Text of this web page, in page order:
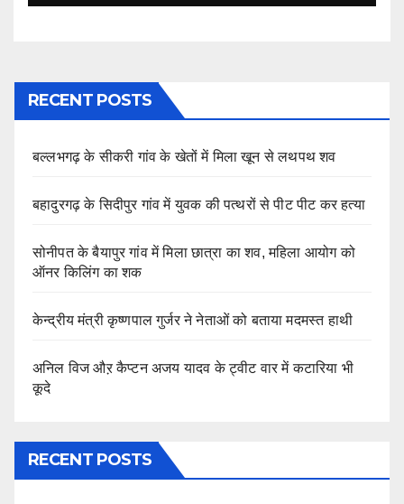
RECENT POSTS
बल्लभगढ़ के सीकरी गांव के खेतों में मिला खून से लथपथ शव
बहादुरगढ़ के सिदीपुर गांव में युवक की पत्थरों से पीट पीट कर हत्या
सोनीपत के बैयापुर गांव में मिला छात्रा का शव, महिला आयोग को
ऑनर किलिंग का शक
केन्द्रीय मंत्री कृष्णपाल गुर्जर ने नेताओं को बताया मदमस्त हाथी
अनिल विज औऱ कैप्टन अजय यादव के ट्वीट वार में कटारिया भी
कूदे
RECENT POSTS